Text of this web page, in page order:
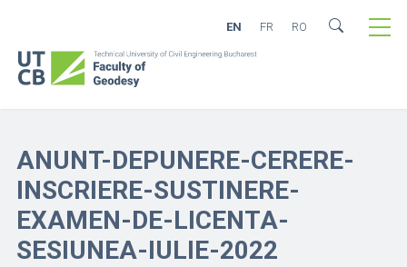
EN FR RO
ANUNT-DEPUNERE-CERERE-
INSCRIERE-SUSTINERE-
EXAMEN-DE-LICENTA-
SESIUNEA-IULIE-2022